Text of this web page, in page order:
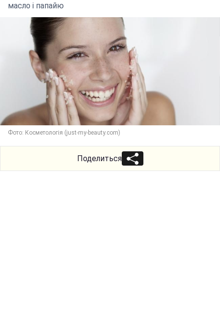
масло і папайю
Фото: Косметологія (just-my-beauty.com)
Поделиться